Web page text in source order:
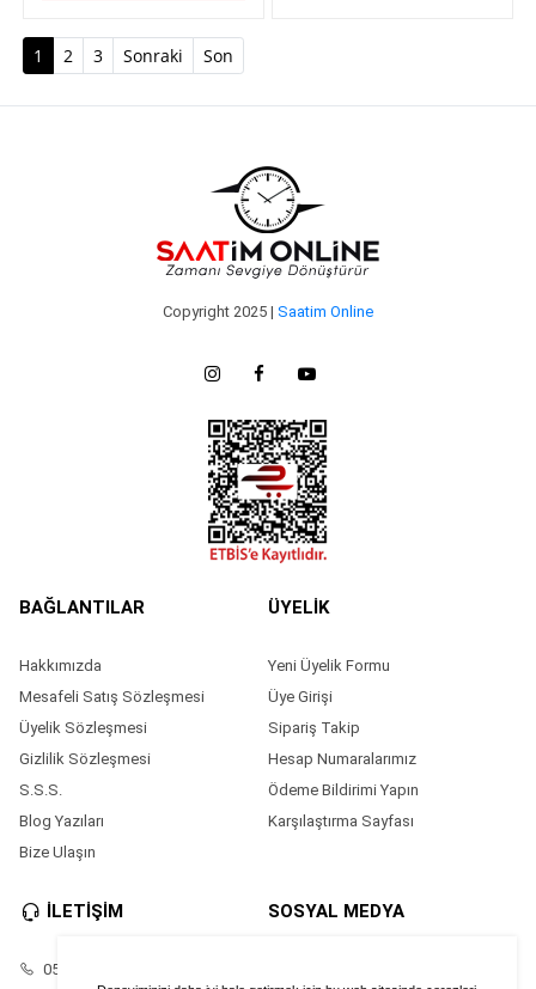
1 (current)
2 3 Sonraki Son
Copyright 2025 | Saatim Online
BAĞLANTILAR
Hakkımızda
Mesafeli Satış Sözleşmesi
Üyelik Sözleşmesi
Gizlilik Sözleşmesi
S.S.S.
Blog Yazıları
Bize Ulaşın
ÜYELİK
Yeni Üyelik Formu
Üye Girişi
Sipariş Takip
Hesap Numaralarımız
Ödeme Bildirimi Yapın
Karşılaştırma Sayfası
İLETİŞİM
05528686874
SOSYAL MEDYA